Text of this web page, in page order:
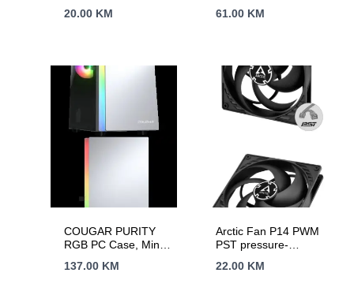
20.00 KM 61.00 KM
COUGAR PURITY
RGB PC Case, Mini
137.00 KM
Arctic Fan P14 PWM
PST pressure-
fan with PWM PST
22.00 KM